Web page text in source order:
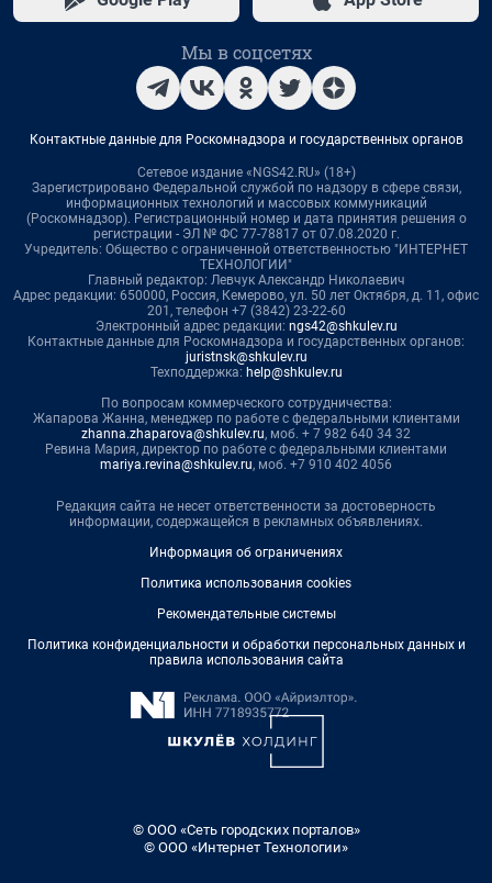
Мы в соцсетях
Контактные данные для Роскомнадзора и государственных органов
Сетевое издание «NGS42.RU» (18+)
Зарегистрировано Федеральной службой по надзору в сфере связи,
информационных технологий и массовых коммуникаций
(Роскомнадзор). Регистрационный номер и дата принятия решения о
регистрации - ЭЛ № ФС 77-78817 от 07.08.2020 г.
Учредитель: Общество с ограниченной ответственностью "ИНТЕРНЕТ
ТЕХНОЛОГИИ"
Главный редактор: Левчук Александр Николаевич
Адрес редакции: 650000, Россия, Кемерово, ул. 50 лет Октября, д. 11, офис
201, телефон +7 (3842) 23-22-60
Электронный адрес редакции: ngs42@shkulev.ru
Контактные данные для Роскомнадзора и государственных органов:
juristnsk@shkulev.ru
Техподдержка: help@shkulev.ru
По вопросам коммерческого сотрудничества:
Жапарова Жанна, менеджер по работе с федеральными клиентами
zhanna.zhaparova@shkulev.ru, моб. + 7 982 640 34 32
Ревина Мария, директор по работе с федеральными клиентами
mariya.revina@shkulev.ru, моб. +7 910 402 4056
Редакция сайта не несет ответственности за достоверность
информации, содержащейся в рекламных объявлениях.
Информация об ограничениях
Политика использования cookies
Рекомендательные системы
Политика конфиденциальности и обработки персональных данных и
правила использования сайта
© ООО «Сеть городских порталов»
© ООО «Интернет Технологии»